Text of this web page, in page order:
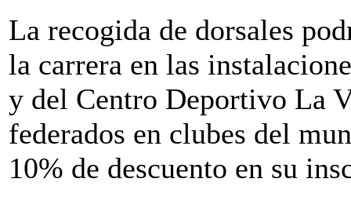
La recogida de dorsales
la carrera en las
y del Centro Deportivo La
federados en clubes del
10% de descuento en su